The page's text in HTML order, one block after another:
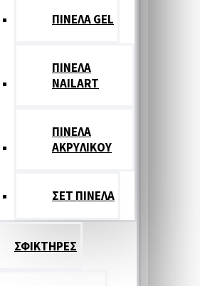
ΠΙΝΕΛΑ GEL
ΠΙΝΕΛΑ
NAILART
ΠΙΝΕΛΑ
ΑΚΡΥΛΙΚΟΥ
ΣΕΤ ΠΙΝΕΛA
ΣΦΙΚΤΗΡΕΣ